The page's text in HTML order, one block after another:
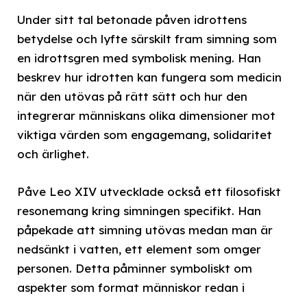
Under sitt tal betonade påven idrottens
betydelse och lyfte särskilt fram simning som
en idrottsgren med symbolisk mening. Han
beskrev hur idrotten kan fungera som medicin
när den utövas på rätt sätt och hur den
integrerar människans olika dimensioner mot
viktiga värden som engagemang, solidaritet
och ärlighet.
Påve Leo XIV utvecklade också ett filosofiskt
resonemang kring simningen specifikt. Han
påpekade att simning utövas medan man är
nedsänkt i vatten, ett element som omger
personen. Detta påminner symboliskt om
aspekter som format människor redan i